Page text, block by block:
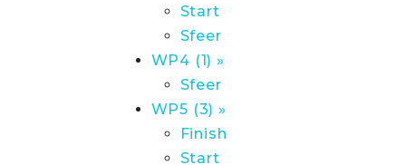
Start
Sfeer
WP4 (1) »
Sfeer
WP5 (3) »
Finish
Start